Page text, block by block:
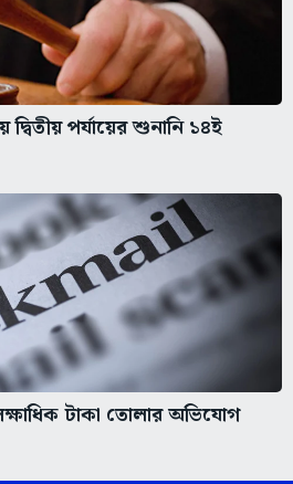
দ্বিতীয় পর্যায়ের শুনানি ১৪ই
টাকা তোলার অভিযোগ